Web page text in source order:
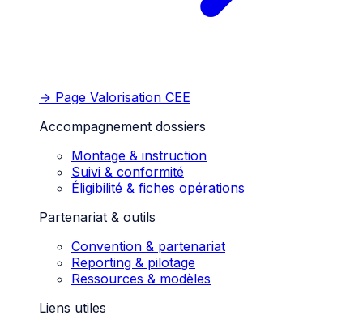
→ Page Valorisation CEE
Accompagnement dossiers
Montage & instruction
Suivi & conformité
Éligibilité & fiches opérations
Partenariat & outils
Convention & partenariat
Reporting & pilotage
Ressources & modèles
Liens utiles